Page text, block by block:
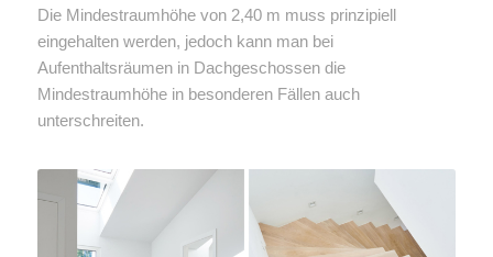
Die Mindestraumhöhe von 2,40 m muss prinzipiell
eingehalten werden, jedoch kann man bei
Aufenthaltsräumen in Dachgeschossen die
Mindestraumhöhe in besonderen Fällen auch
unterschreiten.